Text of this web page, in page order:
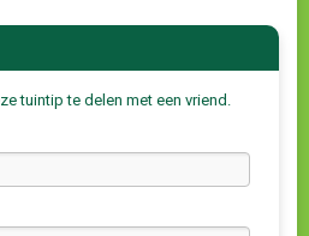
tuintip te delen met een vriend.